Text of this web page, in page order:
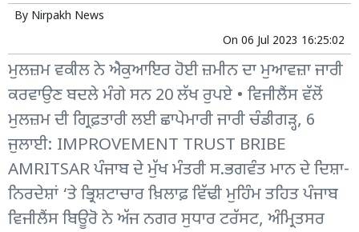
By Nirpakh News
On 06 Jul 2023 16:25:02
ਮੁਲਜ਼ਮ ਵਕੀਲ ਨੇ ਐਕੁਆਇਰ ਹੋਈ ਜ਼ਮੀਨ ਦਾ ਮੁਆਵਜ਼ਾ ਜਾਰੀ
ਕਰਵਾਉਣ ਬਦਲੇ ਮੰਗੇ ਸਨ 20 ਲੱਖ ਰੁਪਏ • ਵਿਜੀਲੈਂਸ ਵੱਲੋਂ
ਮੁਲਜ਼ਮ ਦੀ ਗ੍ਰਿਫ਼ਤਾਰੀ ਲਈ ਛਾਪੇਮਾਰੀ ਜਾਰੀ ਚੰਡੀਗੜ੍ਹ, 6
ਜੁਲਾਈ: IMPROVEMENT TRUST BRIBE
AMRITSAR ਪੰਜਾਬ ਦੇ ਮੁੱਖ ਮੰਤਰੀ ਸ.ਭਗਵੰਤ ਮਾਨ ਦੇ ਦਿਸ਼ਾ-
ਨਿਰਦੇਸ਼ਾਂ ‘ਤੇ ਭ੍ਰਿਸ਼ਟਾਚਾਰ ਖ਼ਿਲਾਫ਼ ਵਿੱਢੀ ਮੁਹਿੰਮ ਤਹਿਤ ਪੰਜਾਬ
ਵਿਜੀਲੈਂਸ ਬਿਊਰੋ ਨੇ ਅੱਜ ਨਗਰ ਸੁਧਾਰ ਟਰੱਸਟ, ਅੰਮ੍ਰਿਤਸਰ